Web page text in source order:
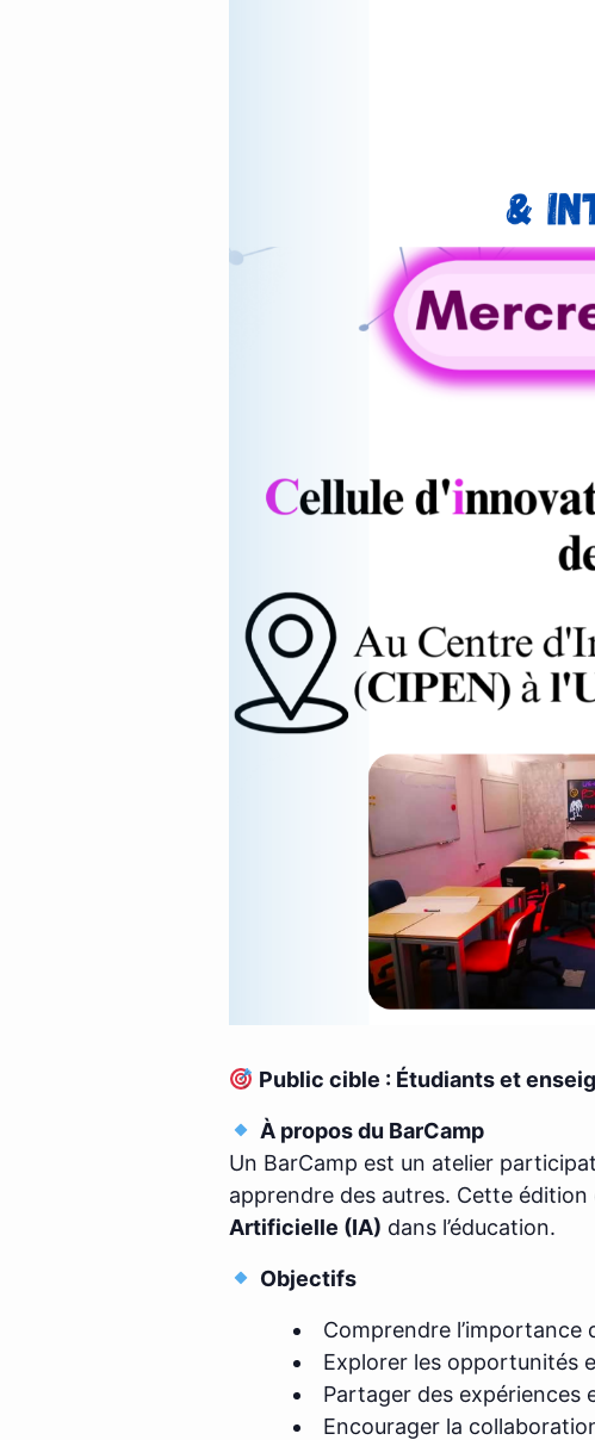
Public cible : Étudiants et
À propos du BarCamp
Un BarCamp est un atelier
apprendre des autres. Cette édition
Artificielle (IA) dans l’éducation.
Objectifs
Comprendre l’importance
Explorer les opportunités
Partager des expériences
Encourager la